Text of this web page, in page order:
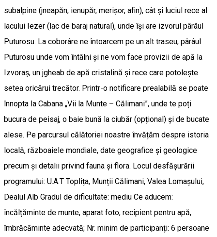
subalpine (jneapăn, ienupăr, merișor, afin), cât și luciul rece al
lacului Iezer (lac de baraj natural), unde își are izvorul pârâul
Puturosu. La coborâre ne întoarcem pe un alt traseu, pârâul
Puturosu unde vom întâlni și ne vom face provizii de apă la
Izvoraș, un jgheab de apă cristalină și rece care potolește
setea oricărui trecător. Printr-o notificare prealabilă se poate
înnopta la Cabana „Vii la Munte – Călimani”, unde te poți
bucura de peisaj, o baie bună la ciubăr (opțional) și de bucate
alese. Pe parcursul călătoriei noastre învățăm despre istoria
locală, războaiele mondiale, date geografice și geologice
precum și detalii privind fauna și flora. Locul desfășurării
programului: U.A.T Toplița, Munții Călimani, Valea Lomașului,
Dealul Alb Gradul de dificultate: mediu Ce aducem:
încălțăminte de munte, aparat foto, recipient pentru apă,
îmbrăcăminte adecvată; Nr. minim de participanți: 6 persoane